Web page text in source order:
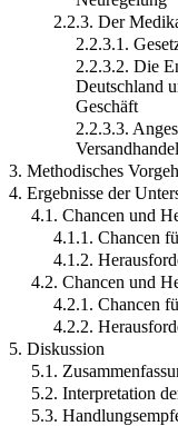
2.2.3. Der
2.2.3.1.
2.2.3.2. Die
Deutschland
Geschäft
2.2.3.3.
3. Methodisches
4. Ergebnisse der
4.1. Chancen und
4.1.1. Chancen
4.1.2.
4.2. Chancen und
4.2.1. Chancen
4.2.2.
5. Diskussion
5.1.
5.2. Interpretation
5.3.